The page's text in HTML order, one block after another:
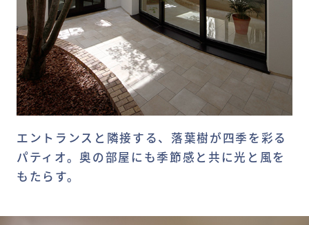
エントランスと隣接する、落葉樹が四季を彩る
パティオ。奥の部屋にも季節感と共に光と風を
もたらす。